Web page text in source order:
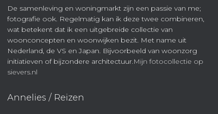
De samenleving en woningmarkt zijn een passie van me;
fotografie ook. Regelmatig kan ik deze twee combineren,
wat betekent dat ik een uitgebreide collectie van
woonconcepten en woonwijken bezit. Met name uit
Nederland, de VS en Japan. Bijvoorbeeld van woonzorg
initiatieven of bijzondere architectuur.Mijn fotocollectie op
sievers.nl
Annelies / Reizen